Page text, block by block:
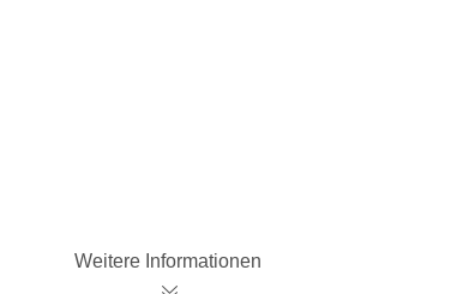
Weitere Informationen